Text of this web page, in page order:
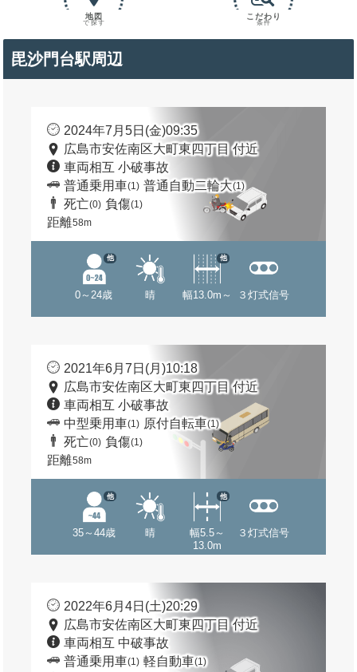
地図
で探す
こだわり
条件
毘沙門台駅周辺
2024年7月5日(金)09:35
広島市安佐南区大町東四丁目 付近
車両相互 小破事故
普通乗用車(1) 普通自動二輪大(1)
死亡(0) 負傷(1)
距離58m
0～24歳
他
晴 幅13.0m～
他
３灯式信号
2021年6月7日(月)10:18
広島市安佐南区大町東四丁目 付近
車両相互 小破事故
中型乗用車(1) 原付自転車(1)
死亡(0) 負傷(1)
距離58m
35～44歳
他
晴
幅5.5～
13.0m
他
３灯式信号
2022年6月4日(土)20:29
広島市安佐南区大町東四丁目 付近
車両相互 中破事故
普通乗用車(1) 軽自動車(1)